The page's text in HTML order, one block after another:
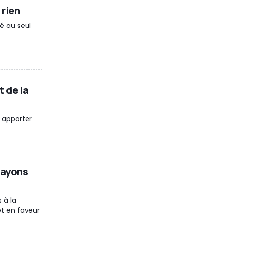
rien
au seul
de la
apporter
à la
en faveur